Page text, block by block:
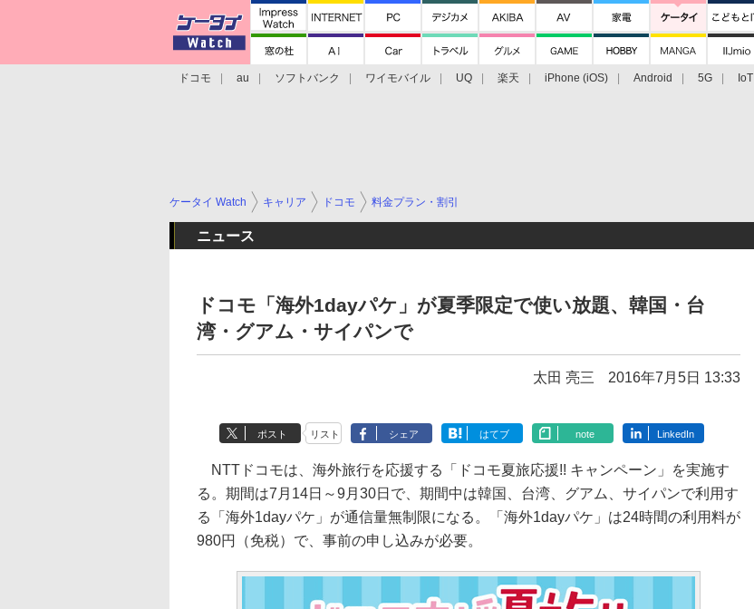
ドコモ au ソフトバンク ワイモバイル UQ 楽天 iPhone (iOS) Android 5G IoT
ケータイ Watch キャリア ドコモ 料金プラン・割引
ニュース
ドコモ「海外1dayパケ」が夏季限定で使い放題、韓国・台
湾・グアム・サイパンで
太田 亮三 2016年7月5日 13:33
ポスト リスト シェア はてブ note LinkedIn
NTTドコモは、海外旅行を応援する「ドコモ夏旅応援!! キャンペーン」を実施す
る。期間は7月14日～9月30日で、期間中は韓国、台湾、グアム、サイパンで利用す
る「海外1dayパケ」が通信量無制限になる。「海外1dayパケ」は24時間の利用料が
980円（免税）で、事前の申し込みが必要。